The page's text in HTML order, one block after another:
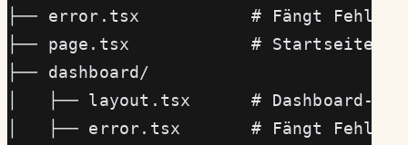
├── error.tsx           # Fängt Fehler
├── page.tsx            # Startseite
├── dashboard/
│   ├── layout.tsx      # Dashboard-
│   ├── error.tsx       # Fängt Fehler